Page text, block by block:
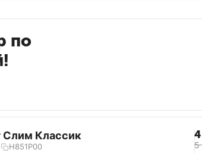
по
Слим Классик
Н851Р00 5